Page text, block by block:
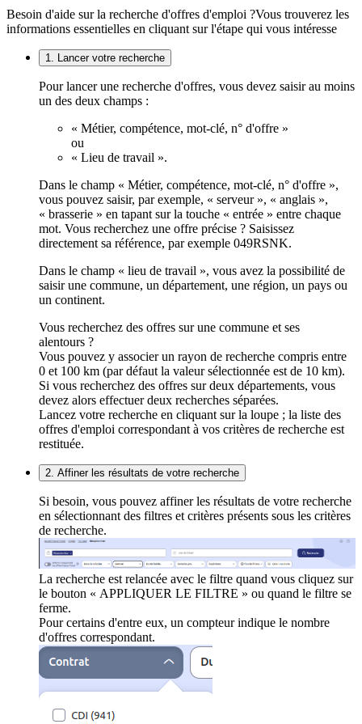
Besoin d'aide sur la recherche d'offres d'emploi ?Vous trouverez les
informations essentielles en cliquant sur l'étape qui vous intéresse
1. Lancer votre recherche
Pour lancer une recherche d'offres, vous devez saisir au moins
un des deux champs :
« Métier, compétence, mot-clé, n° d'offre »
ou
« Lieu de travail ».
Dans le champ « Métier, compétence, mot-clé, n° d'offre »,
vous pouvez saisir, par exemple, « serveur », « anglais »,
« brasserie » en tapant sur la touche « entrée » entre chaque
mot. Vous recherchez une offre précise ? Saisissez
directement sa référence, par exemple 049RSNK.
Dans le champ « lieu de travail », vous avez la possibilité de
saisir une commune, un département, une région, un pays ou
un continent.
Vous recherchez des offres sur une commune et ses
alentours ?
Vous pouvez y associer un rayon de recherche compris entre
0 et 100 km (par défaut la valeur sélectionnée est de 10 km).
Si vous recherchez des offres sur deux départements, vous
devez alors effectuer deux recherches séparées.
Lancez votre recherche en cliquant sur la loupe ; la liste des
offres d'emploi correspondant à vos critères de recherche est
restituée.
2. Affiner les résultats de votre recherche
Si besoin, vous pouvez affiner les résultats de votre recherche
en sélectionnant des filtres et critères présents sous les critères
de recherche.
La recherche est relancée avec le filtre quand vous cliquez sur
le bouton « APPLIQUER LE FILTRE » ou quand le filtre se
ferme.
Pour certains d'entre eux, un compteur indique le nombre
d'offres correspondant.